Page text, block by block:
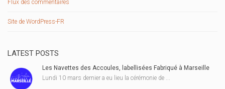
Flux des commentaires
Site de WordPress-FR
LATEST POSTS
Les Navettes des Accoules, labellisées Fabriqué à Marseille
Lundi 10 mars dernier a eu lieu la cérémonie de ...